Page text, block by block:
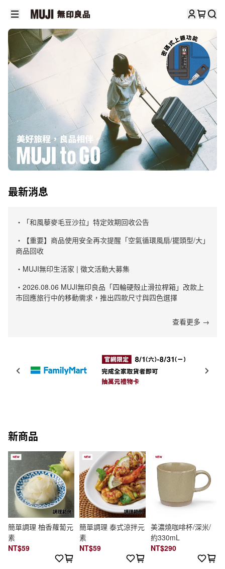
最新消息
・「和風藜麥毛豆沙拉」特定效期回收公告
・【重要】商品使用安全再次提醒「空氣循環風扇/擺頭型/大」
商品回收
・MUJI無印生活家 | 徵文活動大募集
・2026.08.06 MUJI無印良品「四輪硬殼止滑拉桿箱」改款上
市回應旅行中的移動需求，推出四款尺寸與四色選擇
查看更多 →
新商品
簡單調理 柚香蘿蔔元
素
NT$59
簡單調理 泰式涼拌元
素
NT$59
美濃燒咖啡杯/深米/
約330mL
NT$290